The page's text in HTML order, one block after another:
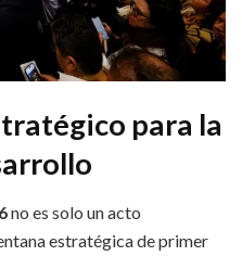
para la
no es solo un acto
estratégica de primer